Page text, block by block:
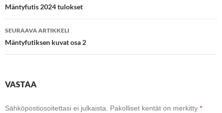
selaus
Mäntyfutis 2024 tulokset
SEURAAVA ARTIKKELI
Mäntyfutiksen kuvat osa 2
VASTAA
Sähköpostiosoitettasi ei julkaista. Pakolliset kentät on merkitty *